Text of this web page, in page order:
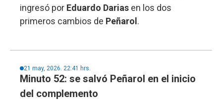
ingresó por Eduardo Darias en los dos
primeros cambios de Peñarol.
21 may, 2026. 22:41 hrs.
Minuto 52: se salvó Peñarol en el inicio
del complemento